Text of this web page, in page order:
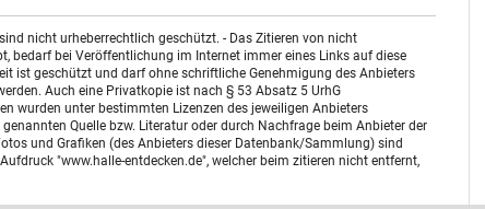
nicht urheberrechtlich geschützt. - Das Zitieren von nicht
bedarf bei Veröffentlichung im Internet immer eines Links auf diese
ist geschützt und darf ohne schriftliche Genehmigung des Anbieters
Auch eine Privatkopie ist nach § 53 Absatz 5 UrhG
wurden unter bestimmten Lizenzen des jeweiligen Anbieters
Quelle bzw. Literatur oder durch Nachfrage beim Anbieter der
und Grafiken (des Anbieters dieser Datenbank/Sammlung) sind
"www.halle-entdecken.de", welcher beim zitieren nicht entfernt,